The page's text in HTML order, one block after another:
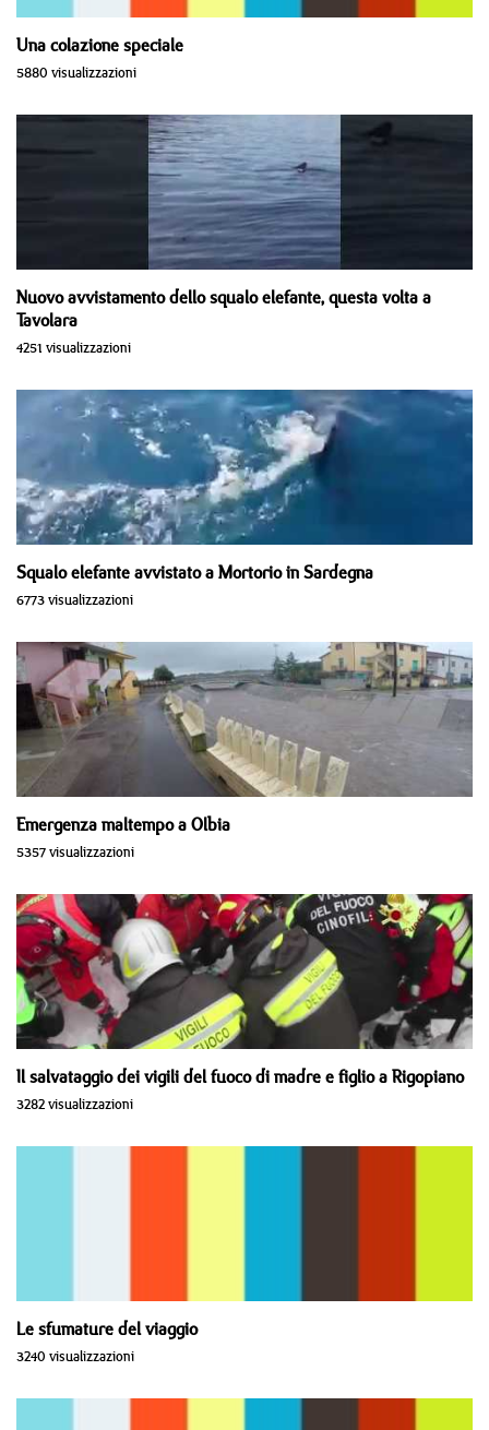
Una colazione speciale
5880 visualizzazioni
Nuovo avvistamento dello squalo elefante, questa volta a
Tavolara
4251 visualizzazioni
Squalo elefante avvistato a Mortorio in Sardegna
6773 visualizzazioni
Emergenza maltempo a Olbia
5357 visualizzazioni
Il salvataggio dei vigili del fuoco di madre e figlio a Rigopiano
3282 visualizzazioni
Le sfumature del viaggio
3240 visualizzazioni